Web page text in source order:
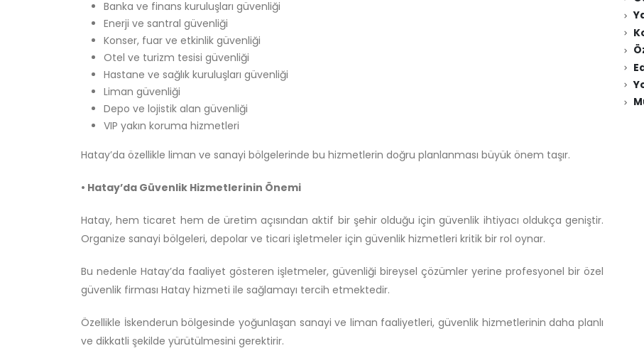
Banka ve finans kuruluşları güvenliği
Enerji ve santral güvenliği
Konser, fuar ve etkinlik güvenliği
Otel ve turizm tesisi güvenliği
Hastane ve sağlık kuruluşları güvenliği
Liman güvenliği
Depo ve lojistik alan güvenliği
VIP yakın koruma hizmetleri
Hatay’da özellikle liman ve sanayi bölgelerinde bu hizmetlerin doğru planlanması büyük önem taşır.
• Hatay’da Güvenlik Hizmetlerinin Önemi
Hatay, hem ticaret hem de üretim açısından aktif bir şehir olduğu için güvenlik ihtiyacı oldukça geniştir.
Organize sanayi bölgeleri, depolar ve ticari işletmeler için güvenlik hizmetleri kritik bir rol oynar.
Bu nedenle Hatay’da faaliyet gösteren işletmeler, güvenliği bireysel çözümler yerine profesyonel bir özel
güvenlik firması Hatay hizmeti ile sağlamayı tercih etmektedir.
Özellikle İskenderun bölgesinde yoğunlaşan sanayi ve liman faaliyetleri, güvenlik hizmetlerinin daha planlı
ve dikkatli şekilde yürütülmesini gerektirir.